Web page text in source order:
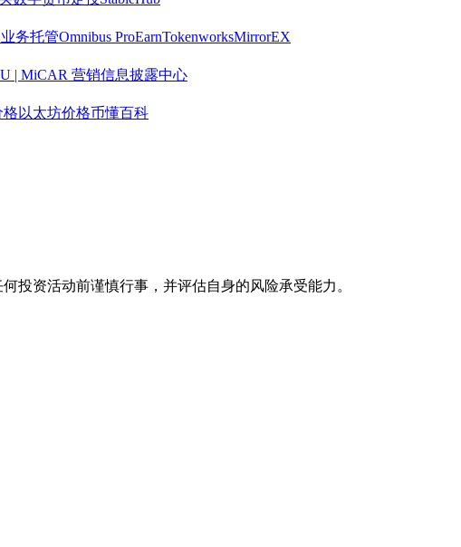
务托管Omnibus ProEarnTokenworksMirrorEX
| MiCAR 营销信息披露中心
格 以太坊价格币懂百科
投资活动前谨慎行事，并评估自身的风险承受能力。